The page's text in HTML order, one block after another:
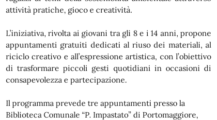
attività pratiche, gioco e creatività.
L’iniziativa, rivolta ai giovani tra gli 8 e i 14 anni, propone
appuntamenti gratuiti dedicati al riuso dei materiali, al
riciclo creativo e all’espressione artistica, con l’obiettivo
di trasformare piccoli gesti quotidiani in occasioni di
consapevolezza e partecipazione.
Il programma prevede tre appuntamenti presso la
Biblioteca Comunale “P. Impastato” di Portomaggiore,